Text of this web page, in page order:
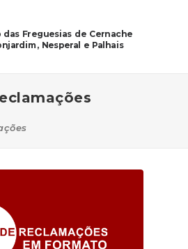
das Freguesias de Cernache
Nesperal e Palhais